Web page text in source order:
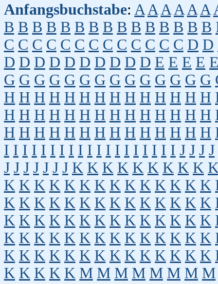
Anfangsbuchstabe: A A A A A A
B B B B B B B B B B B B B B B
C C C C C C C C C C C C C D D
D D D D D D D D D D E E E E
G G G G G G G G G G G G G G
H H H H H H H H H H H H H H
H H H H H H H H H H H H H H
H H H H H H H H H H H H H H
I I I I I I I I I I I I I I I I I I I J J J J
J J J J J J J K K K K K K K K K
K K K K K K K K K K K K K K
K K K K K K K K K K K K K K
K K K K K K K K K K K K K K
K K K K K K K K K K K K K K
K K K K K K K K K K K K K K
K K K K K M M M M M M M M